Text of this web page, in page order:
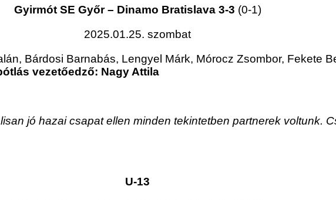
Gyirmót SE Győr – Dinamo Bratislava 3-3 (0-1)
2025.01.25. szombat
Bárdosi Barnabás, Lengyel Márk, Mórocz Zsombor, Fekete
vezetőedző: Nagy Attila
jó hazai csapat ellen minden tekintetben partnerek voltunk.
U-13